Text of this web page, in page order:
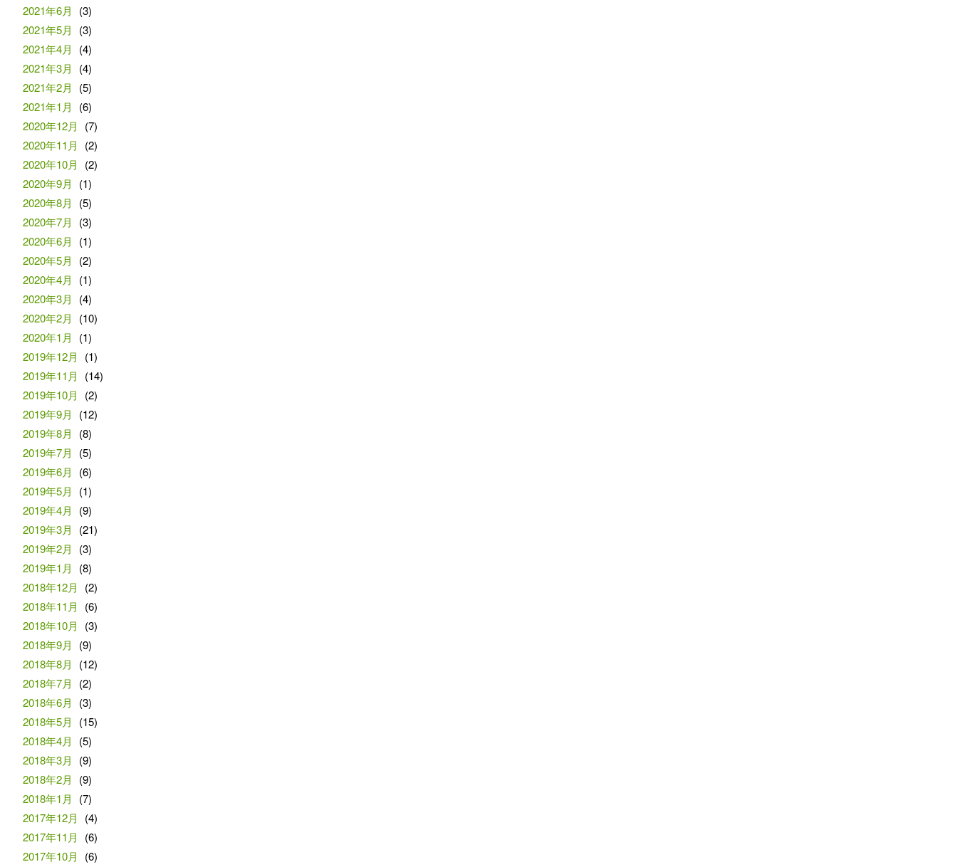
2021年6月
(3)
2021年5月
(3)
2021年4月
(4)
2021年3月
(4)
2021年2月
(5)
2021年1月
(6)
2020年12月
(7)
2020年11月
(2)
2020年10月
(2)
2020年9月
(1)
2020年8月
(5)
2020年7月
(3)
2020年6月
(1)
2020年5月
(2)
2020年4月
(1)
2020年3月
(4)
2020年2月
(10)
2020年1月
(1)
2019年12月
(1)
2019年11月
(14)
2019年10月
(2)
2019年9月
(12)
2019年8月
(8)
2019年7月
(5)
2019年6月
(6)
2019年5月
(1)
2019年4月
(9)
2019年3月
(21)
2019年2月
(3)
2019年1月
(8)
2018年12月
(2)
2018年11月
(6)
2018年10月
(3)
2018年9月
(9)
2018年8月
(12)
2018年7月
(2)
2018年6月
(3)
2018年5月
(15)
2018年4月
(5)
2018年3月
(9)
2018年2月
(9)
2018年1月
(7)
2017年12月
(4)
2017年11月
(6)
2017年10月
(6)